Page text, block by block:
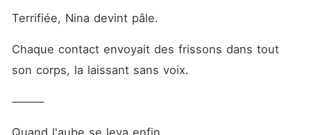
Terrifiée, Nina devint pâle.
Chaque contact envoyait des frissons dans tout
son corps, la laissant sans voix.
⸻
Quand l'aube se leva enfin...